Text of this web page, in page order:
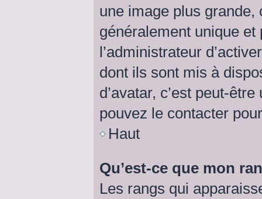
une image plus grande,
généralement unique et
l’administrateur
dont ils sont mis à
d’avatar, c’est peut-
pouvez le contacter
Haut
Qu’est-ce que mon
Les rangs qui